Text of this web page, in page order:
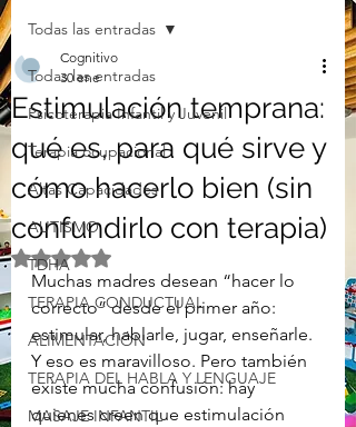
Todas las entradas
Psicoterapia Infantil y Juvenil
Terapia ocupacional
Altas Capacidades
AUTISMO
TDHA
TERAPIA CONDUCTUAL
ALIMENTACIÓN
TERAPIA DEL HABLA Y LENGUAJE
MASAJE INFANTIL
Todas las entradas
Estimulación temprana:
qué es, para qué sirve y
cómo hacerlo bien (sin
confundirlo con terapia)
Cognitivo
30 ene
Obtuvo NaN de 5 estrellas.
Muchas madres desean “hacer lo
correcto” desde el primer año:
estimular, hablarle, jugar, enseñarle.
Y eso es maravilloso. Pero también
existe mucha confusión: hay
quienes creen que estimulación